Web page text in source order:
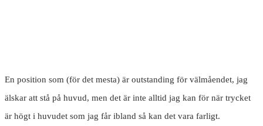
En position som (för det mesta) är outstanding för välmåendet, jag
älskar att stå på huvud, men det är inte alltid jag kan för när trycket
är högt i huvudet som jag får ibland så kan det vara farligt.